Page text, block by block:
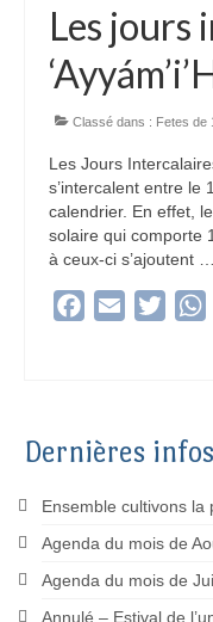
Les jours
Classé dans : Fetes de
Les Jours
s’intercalent entre le
calendrier. En effet,
solaire qui comporte
à ceux-ci s’ajoutent …
Facebook
Email Twitter
Dernières infos
Ensemble cultivons la
Agenda du mois de
Agenda du mois de
Annulé – Estival de